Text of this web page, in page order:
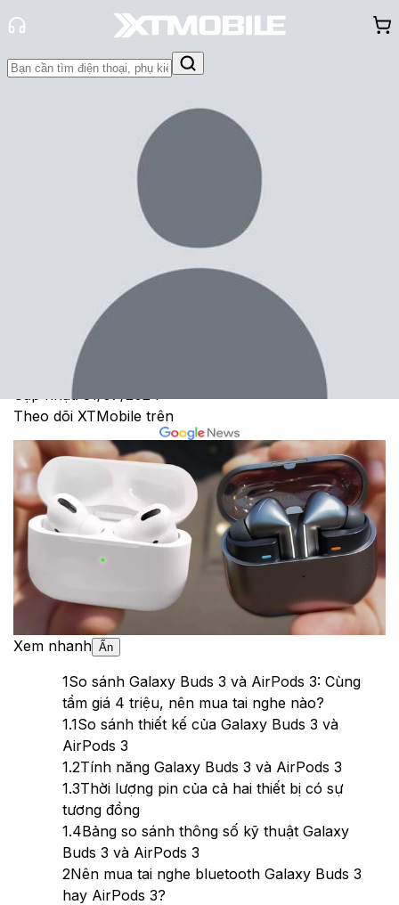
Đánh Giá - Trên Tay
Hỏi đáp Thông báo
Nên mua Galaxy Buds3 hay AirPods
3 trong cùng tầm giá?
Trúc Huỳnh
Ngày đăng:
Cập nhật:31/07/2024
Theo dõi XTMobile trên
Xem nhanh Ẩn
1So sánh Galaxy Buds 3 và AirPods 3: Cùng
tầm giá 4 triệu, nên mua tai nghe nào?
1.1So sánh thiết kế của Galaxy Buds 3 và
AirPods 3
1.2Tính năng Galaxy Buds 3 và AirPods 3
1.3Thời lượng pin của cả hai thiết bị có sự
tương đồng
1.4Bảng so sánh thông số kỹ thuật Galaxy
Buds 3 và AirPods 3
2Nên mua tai nghe bluetooth Galaxy Buds 3
hay AirPods 3?